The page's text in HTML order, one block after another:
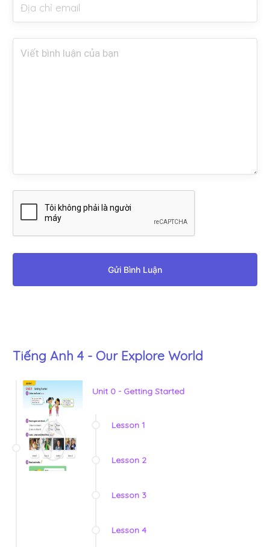
Gửi Bình Luận
Tiếng Anh 4 - Our Explore World
Unit 0 - Getting Started
Lesson 1
Lesson 2
Lesson 3
Lesson 4